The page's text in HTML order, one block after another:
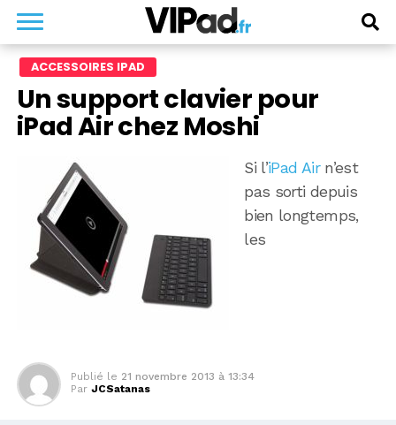
ACCESSOIRES IPAD
Un support clavier pour
iPad Air chez Moshi
Si l’iPad Airn’est
pas sorti depuis
bien longtemps,
les
Publié le 21 novembre 2013 à 13:34
Par JCSatanas